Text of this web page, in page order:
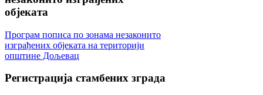
објеката
Програм пописа по зонама незаконито
изграђених објеката на територији
општине Дољевац
Регистрација стамбених зграда